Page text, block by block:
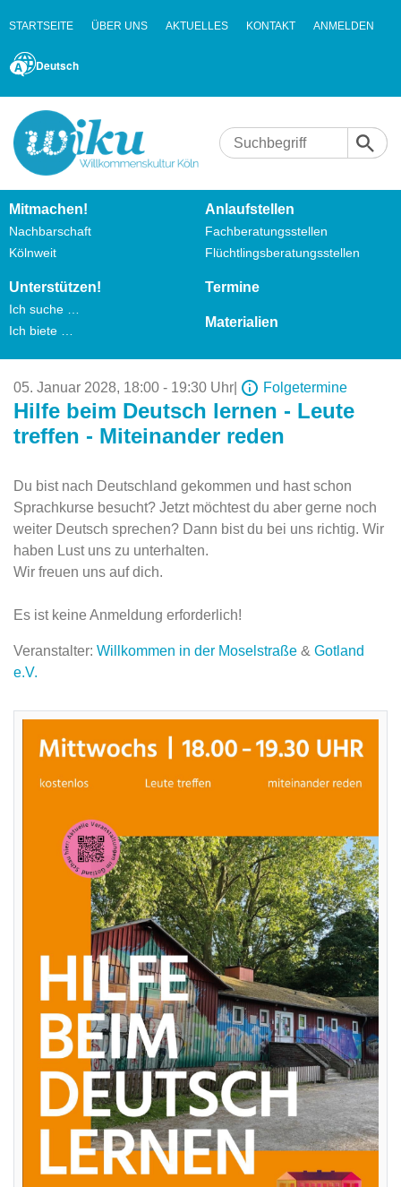
STARTSEITE ÜBER UNS AKTUELLES KONTAKT ANMELDEN
Deutsch
Mitmachen!
Nachbarschaft
Kölnweit
Anlaufstellen
Fachberatungsstellen
Flüchtlingsberatungsstellen
Unterstützen!
Ich suche …
Ich biete …
Termine
Materialien
05. Januar 2028, 18:00 - 19:30 Uhr Folgetermine
Hilfe beim Deutsch lernen - Leute
treffen - Miteinander reden
Du bist nach Deutschland gekommen und hast schon
Sprachkurse besucht? Jetzt möchtest du aber gerne noch
weiter Deutsch sprechen? Dann bist du bei uns richtig. Wir
haben Lust uns zu unterhalten.
Wir freuen uns auf dich.
Es ist keine Anmeldung erforderlich!
Veranstalter: Willkommen in der Moselstraße & Gotland
e.V.